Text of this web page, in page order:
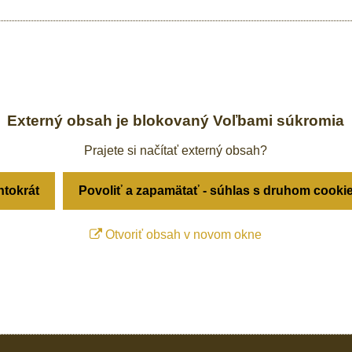
Externý obsah je blokovaný Voľbami súkromia
Prajete si načítať externý obsah?
Povoliť a zapamätať - súhlas s druhom
Otvoriť obsah v novom okne